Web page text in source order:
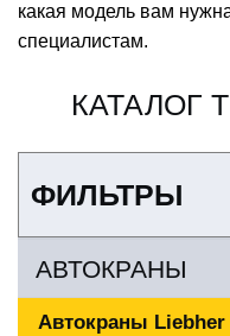
какая модель вам
специалистам.
КАТАЛОГ
ФИЛЬТРЫ
АВТОКРАНЫ
Автокраны Liebher